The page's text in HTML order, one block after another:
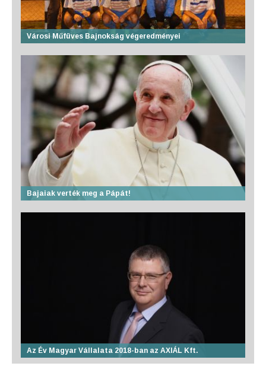
Városi Műfüves Bajnokság végeredményei
Bajaiak verték meg a Pápát!
Az Év Magyar Vállalata 2018-ban az AXIÁL Kft.